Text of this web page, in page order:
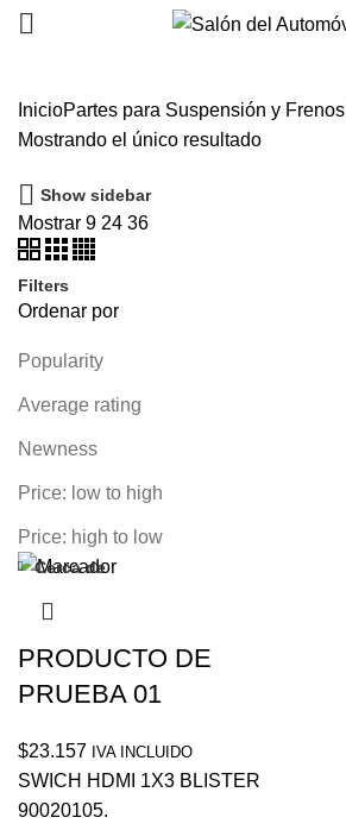
InicioPartes para Suspensión y Frenos
Mostrando el único resultado
Show sidebar
Mostrar 9 24 36
Filters
Ordenar por
Popularity
Average rating
Newness
Price: low to high
Price: high to low
Cerca de
PRODUCTO DE
PRUEBA 01
$23.157 IVA INCLUIDO
SWICH HDMI 1X3 BLISTER
90020105.